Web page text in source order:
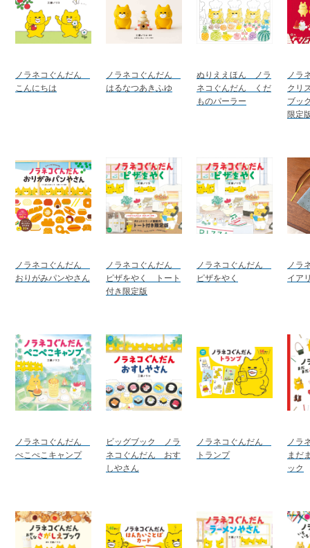
ノラネコぐんだん
こんにちは
ノラネコぐんだん
はるなつあきふゆ
ぬりええほん ノラ
ネコぐんだん くだ
ものパーラー
ノラ
クリ
ブッ
限定
ノラネコぐんだん
おりがみパンやさん
ノラネコぐんだん
ピザをやく トート
付き限定版
ノラネコぐんだん
ピザをやく
ノラ
イア
ノラネコぐんだん
ぺこぺこキャンプ
ビッグブック ノラ
ネコぐんだん おす
しやさん
ノラネコぐんだん
トランプ
ノラ
まだ
ック